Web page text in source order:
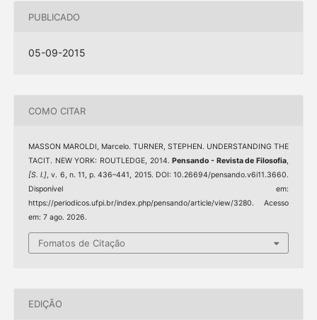
PUBLICADO
05-09-2015
COMO CITAR
MASSON MAROLDI, Marcelo. TURNER, STEPHEN. UNDERSTANDING THE
TACIT. NEW YORK: ROUTLEDGE, 2014.Pensando - Revista de Filosofia,
[S. l.], v. 6, n. 11, p. 436–441, 2015. DOI: 10.26694/pensando.v6i11.3660.
Disponível em:
https://periodicos.ufpi.br/index.php/pensando/article/view/3280. Acesso
em: 7 ago. 2026.
Fomatos de Citação
EDIÇÃO